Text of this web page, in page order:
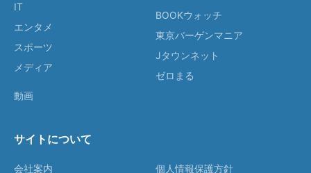
IT
エンタメ
スポーツ
メディア
動画
BOOKウォッチ
東京バーゲンマニア
Jタウンネット
ゼロまる
サイトについて
会社案内 個人情報保護方針